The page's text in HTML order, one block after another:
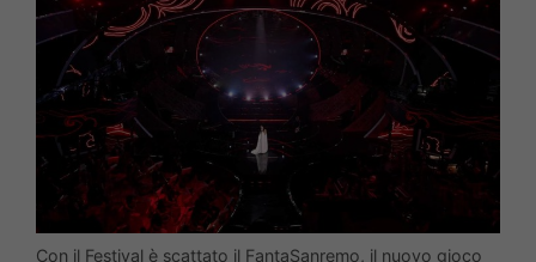
Con il Festival è scattato il FantaSanremo, il nuovo gioco